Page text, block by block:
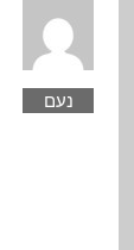
נעם